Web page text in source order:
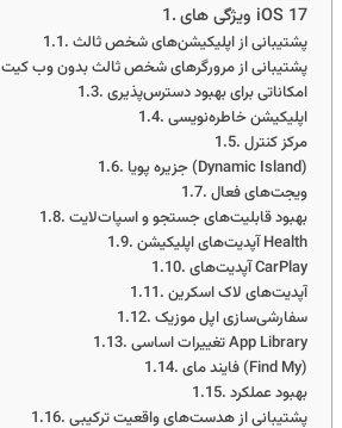
ویژگی های iOS 17
پشتیبانی از اپلیکیشن‌های شخص ثالث
پشتیبانی از مرورگرهای شخص ثالث بدون وب کیت
امکاناتی برای بهبود دسترس‌پذیری
اپلیکیشن خاطره‌نویسی
مرکز کنترل
جزیره پویا (Dynamic Island)
ویجت‌های فعال
بهبود قابلیت‌های جستجو و اسپات‌لایت
آپدیت‌های اپلیکیشن Health
آپدیت‌های CarPlay
آپدیت‌های لاک اسکرین
سفارشی‌سازی اپل موزیک
تغییرات اساسی App Library
فایند مای (Find My)
بهبود عملکرد
پشتیبانی از هدست‌های واقعیت ترکیبی